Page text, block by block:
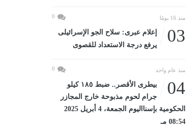
منذ 16 يومًا 0
03
إعلام عبرى: سلاح الجو الإسرائيلى
يرفع درجة الاستعداد للقصوى
منذ عام واحد 0
04
بيطرى الأقصر.. ضبط ١٨٥ كيلو
جرام لحوم مذبوحة خارج المجازر
الحكومية بإسنااليوم الجمعة، 4 أبريل 2025
08:54 مـ